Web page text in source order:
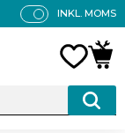
P
INKL. MOMS